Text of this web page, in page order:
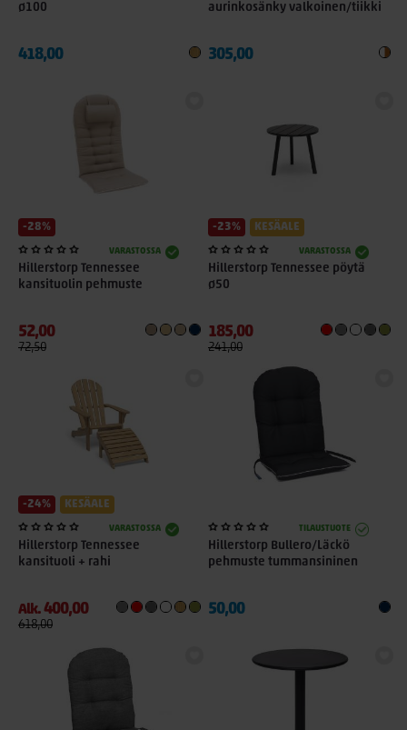
ø100
418,00
aurinkosänky valkoinen/tiikki
305,00
-28%
VARASTOSSA
Hillerstorp Tennessee
kansituolin pehmuste
52,00
72,50
-23% KESÄALE
VARASTOSSA
Hillerstorp Tennessee pöytä
ø50
185,00
241,00
-24% KESÄALE
VARASTOSSA
Hillerstorp Tennessee
kansituoli + rahi
Alk.400,00
618,00
TILAUSTUOTE
Hillerstorp Bullero/Läckö
pehmuste tummansininen
50,00